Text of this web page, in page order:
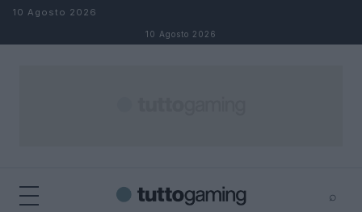
Salta al contenuto
10 Agosto 2026
10 Agosto 2026
⌕